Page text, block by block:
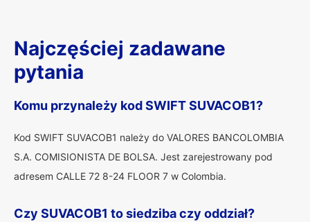
Najczęściej zadawane
pytania
Komu przynależy kod SWIFT SUVACOB1?
Kod SWIFT SUVACOB1 należy do VALORES BANCOLOMBIA
S.A. COMISIONISTA DE BOLSA. Jest zarejestrowany pod
adresem CALLE 72 8-24 FLOOR 7 w Colombia.
Czy SUVACOB1 to siedziba czy oddział?